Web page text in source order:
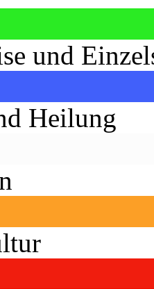
und
Heilung